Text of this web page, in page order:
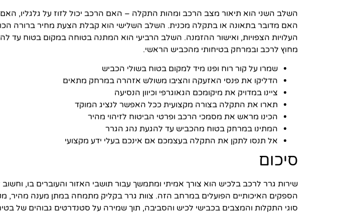
השלב השני הוא תיאור מצב הרכב ומהות התקלה – האם הרכב יכול לזוז על גלגליו, האם
האם מדובר בתאונה או בתקלה מכנית. השלב השלישי הוא קבלת הצעת מחיר ברורה
העלויות הצפויות, ואישור ההזמנה. השלב הרביעי הוא המתנה בטוחה במקום בטוח עד
מחוץ לרכב ובמרחק בטיחותי מהכביש הראשי.
שמרו על קור רוח ופנו מיד למקום בטוח בשולי הכביש
הדליקו את פנסי האזעקה והציבו משולש אזהרה במרחק מתאים
ציינו במדויק את מיקומכם הגאוגרפי וכיוון הנסיעה
תארו את התקלה בצורה מקצועית ככל האפשר לנציג המוקד
הכינו מראש את מסמכי הרכב ופרטי הביטוח לזיהוי מהיר
המתינו במרחק בטוח מהכביש עד להגעת נהג הגרר
אל תנסו לתקן את התקלה בעצמכם אם אינכם בעלי ידע מקצועי
סיכום
שירות גרר לרכב בלכיש הוא צורך אמיתי ומתמשך עבור תושבי האזור והעוברים בו,
הספקים האיכותיים הפועלים במרחב הזה. צוות גרר בקליק מתמחה במתן מענה מהיר,
סוגי התקלות והמצבים בכבישי לכיש והסביבה, תוך שמירה על סטנדרטים גבוהים של